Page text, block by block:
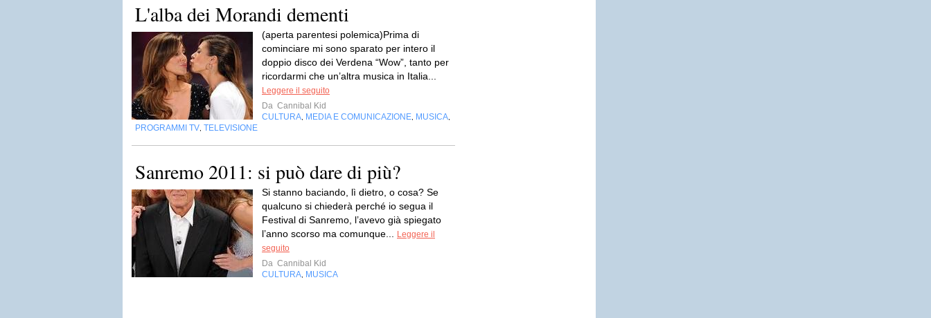
L'alba dei Morandi dementi
(aperta parentesi polemica)Prima di
cominciare mi sono sparato per intero il
doppio disco dei Verdena “Wow”, tanto per
ricordarmi che un’altra musica in Italia...
Leggere il seguito
Da Cannibal Kid
CULTURA MEDIA E COMUNICAZIONE MUSICA
PROGRAMMI TV TELEVISIONE
Sanremo 2011: si può dare di più?
Si stanno baciando, lì dietro, o cosa? Se
qualcuno si chiederà perché io segua il
Festival di Sanremo, l’avevo già spiegato
l’anno scorso ma comunque...
Leggere il
seguito
Da Cannibal Kid
CULTURA MUSICA